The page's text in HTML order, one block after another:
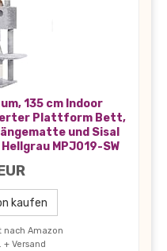
135 cm Indoor
Plattform Bett,
und Sisal
MPJ019-SW
kaufen
nach Amazon
+ Versand